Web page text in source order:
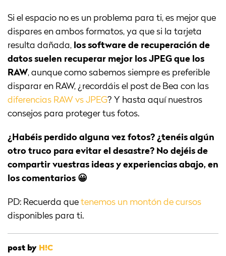
Si el espacio no es un problema para ti, es mejor que
dispares en ambos formatos, ya que si la tarjeta
resulta dañada, los software de recuperación de
datos suelen recuperar mejor los JPEG que los
RAW, aunque como sabemos siempre es preferible
disparar en RAW, ¿recordáis el post de Bea con las
diferencias RAW vs JPEG? Y hasta aquí nuestros
consejos para proteger tus fotos.
¿Habéis perdido alguna vez fotos? ¿tenéis algún
otro truco para evitar el desastre? No dejéis de
compartir vuestras ideas y experiencias abajo, en
los comentarios 😀
PD: Recuerda que tenemos un montón de cursos
disponibles para ti.
post by H!C